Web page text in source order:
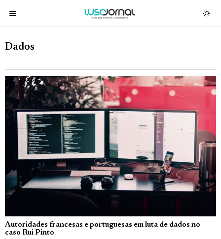
Dados
Autoridades francesas e portuguesas em luta de dados no
caso Rui Pinto